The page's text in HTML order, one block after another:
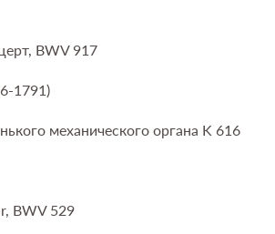
BWV 917
1791)
механического органа K 616
BWV 529